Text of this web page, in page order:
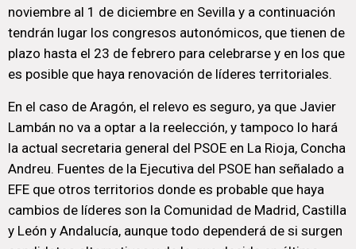
noviembre al 1 de diciembre en Sevilla y a continuación
tendrán lugar los congresos autonómicos, que tienen de
plazo hasta el 23 de febrero para celebrarse y en los que
es posible que haya renovación de líderes territoriales.
En el caso de Aragón, el relevo es seguro, ya que Javier
Lambán no va a optar a la reelección, y tampoco lo hará
la actual secretaria general del PSOE en La Rioja, Concha
Andreu. Fuentes de la Ejecutiva del PSOE han señalado a
EFE que otros territorios donde es probable que haya
cambios de líderes son la Comunidad de Madrid, Castilla
y León y Andalucía, aunque todo dependerá de si surgen